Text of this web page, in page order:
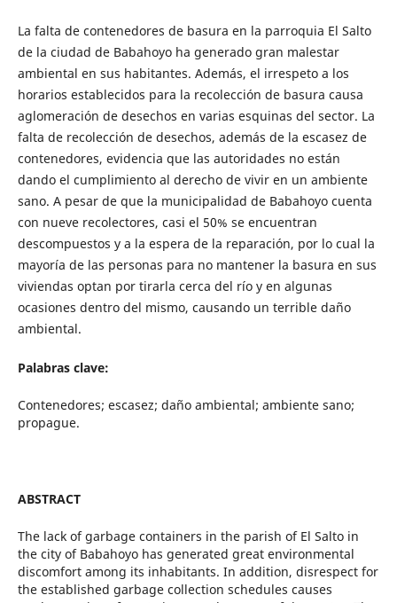
La falta de contenedores de basura en la parroquia El Salto
de la ciudad de Babahoyo ha generado gran malestar
ambiental en sus habitantes. Además, el irrespeto a los
horarios establecidos para la recolección de basura causa
aglomeración de desechos en varias esquinas del sector. La
falta de recolección de desechos, además de la escasez de
contenedores, evidencia que las autoridades no están
dando el cumplimiento al derecho de vivir en un ambiente
sano. A pesar de que la municipalidad de Babahoyo cuenta
con nueve recolectores, casi el 50% se encuentran
descompuestos y a la espera de la reparación, por lo cual la
mayoría de las personas para no mantener la basura en sus
viviendas optan por tirarla cerca del río y en algunas
ocasiones dentro del mismo, causando un terrible daño
ambiental.
Palabras clave:
Contenedores; escasez; daño ambiental; ambiente sano;
propague.
ABSTRACT
The lack of garbage containers in the parish of El Salto in
the city of Babahoyo has generated great environmental
discomfort among its inhabitants. In addition, disrespect for
the established garbage collection schedules causes